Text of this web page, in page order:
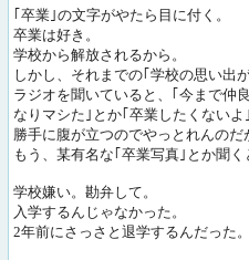
｢卒業｣の文字がやたら目に付く。
卒業は好き。
学校から解放されるから。
しかし、それまでの｢学校の思い出
ラジオを聞いていると、｢今まで仲
なりマシた｣とか｢卒業したくない
勝手に腹が立つのでやっとれんのだ
もう、某有名な｢卒業写真｣とか聞
学校嫌い。勘弁して。
入学するんじゃなかった。
2年前にさっさと退学するんだった